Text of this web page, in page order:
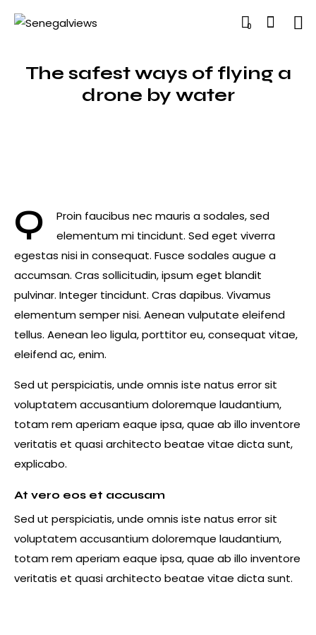
0
The safest ways of flying a
drone by water
Q
Proin faucibus nec mauris a sodales, sed
elementum mi tincidunt. Sed eget viverra
egestas nisi in consequat. Fusce sodales augue a
accumsan. Cras sollicitudin, ipsum eget blandit
pulvinar. Integer tincidunt. Cras dapibus. Vivamus
elementum semper nisi. Aenean vulputate eleifend
tellus. Aenean leo ligula, porttitor eu, consequat vitae,
eleifend ac, enim.
Sed ut perspiciatis, unde omnis iste natus error sit
voluptatem accusantium doloremque laudantium,
totam rem aperiam eaque ipsa, quae ab illo inventore
veritatis et quasi architecto beatae vitae dicta sunt,
explicabo.
At vero eos et accusam
Sed ut perspiciatis, unde omnis iste natus error sit
voluptatem accusantium doloremque laudantium,
totam rem aperiam eaque ipsa, quae ab illo inventore
veritatis et quasi architecto beatae vitae dicta sunt.